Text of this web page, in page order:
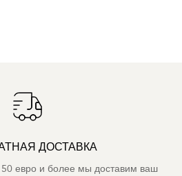
ДОСТАВКА
евро и более мы доставим ваш